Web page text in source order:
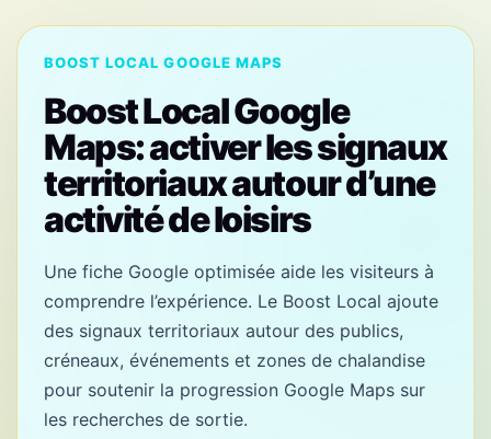
BOOST LOCAL GOOGLE MAPS
Boost Local Google
Maps: activer les signaux
territoriaux autour d’une
activité de loisirs
Une fiche Google optimisée aide les visiteurs à
comprendre l’expérience. Le Boost Local ajoute
des signaux territoriaux autour des publics,
créneaux, événements et zones de chalandise
pour soutenir la progression Google Maps sur
les recherches de sortie.